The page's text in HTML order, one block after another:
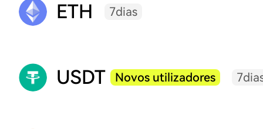
ETH 7dias
USDT Novos utilizadores